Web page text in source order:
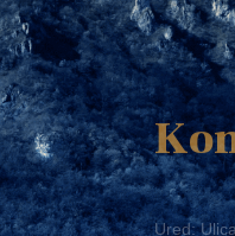
Ured:
Telefon:+
Telefaks: